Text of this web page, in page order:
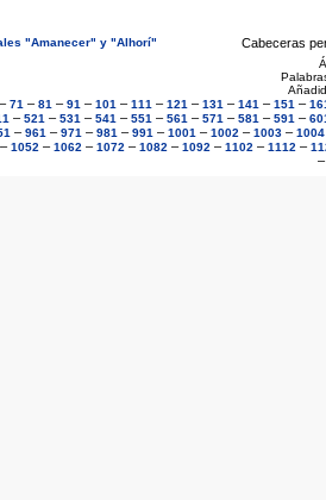
Cabeceras
– 71 – 81 – 91 – 101 – 111 – 121 – 131 – 141 – 151 –
– 521 – 531 – 541 – 551 – 561 – 571 – 581 – 591 –
– 961 – 971 – 981 – 991 – 1001 – 1002 – 1003 – 1004
– 1052 – 1062 – 1072 – 1082 – 1092 – 1102 – 1112 –
–